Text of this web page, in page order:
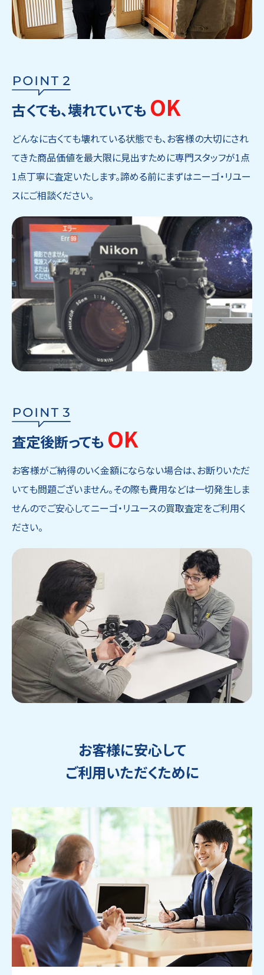
ウェブから1分
かんたん査定見積
フリーダイヤル
0120-1212-25
古くても、壊れていても OK
どんなに古くても壊れている状態でも、お客様の大切にされ
てきた商品価値を最大限に見出すために専門スタッフが1点
1点丁寧に査定いたします。諦める前にまずはニーゴ・リユー
スにご相談ください。
査定後断っても OK
お客様がご納得のいく金額にならない場合は、お断りいただ
いても問題ございません。その際も費用などは一切発生しま
せんのでご安心してニーゴ・リユースの買取査定をご利用く
ださい。
お客様に安心して
ご利用いただくために